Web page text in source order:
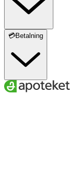
💳Betalning